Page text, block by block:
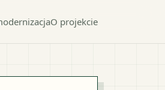
O projekcie